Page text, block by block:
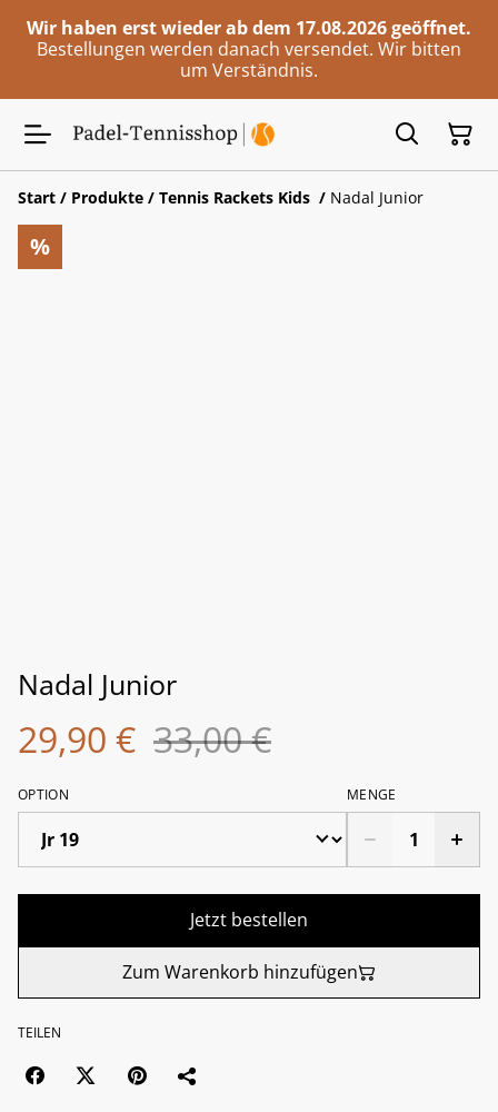
Wir haben erst wieder ab dem 17.08.2026 geöffnet.
Bestellungen werden danach versendet. Wir bitten
um Verständnis.
Start / Produkte / Tennis Rackets Kids / Nadal Junior
%
Nadal Junior
29,90 € 33,00 €
OPTION MENGE
Jetzt bestellen
Zum Warenkorb hinzufügen
TEILEN